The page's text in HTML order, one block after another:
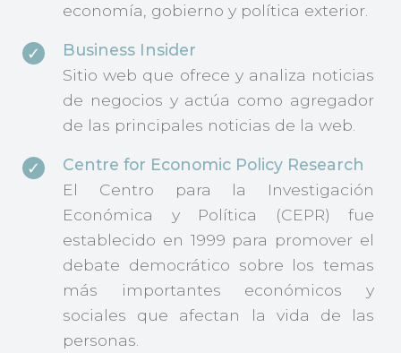
economía, gobierno y política exterior.
Business Insider
Sitio web que ofrece y analiza noticias
de negocios y actúa como agregador
de las principales noticias de la web.
Centre for Economic Policy Research
El Centro para la Investigación
Económica y Política (CEPR) fue
establecido en 1999 para promover el
debate democrático sobre los temas
más importantes económicos y
sociales que afectan la vida de las
personas.